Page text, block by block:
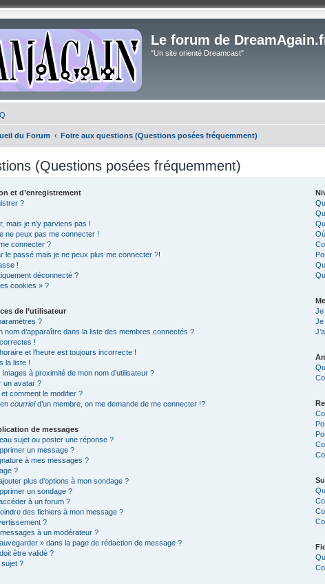
Le forum de
"Un site orienté Dreamcast"
du Forum Foire aux questions (Questions posées fréquemment)
(Questions posées fréquemment)
et d’enregistrement
?
mais je n’y parviens pas !
ne peux pas me connecter !
connecter ?
le passé mais je ne peux plus me connecter ?!
!
déconnecté ?
cookies » ?
de l’utilisateur
?
nom d’apparaître dans la liste des membres connectés ?
!
et l’heure est toujours incorrecte !
la liste !
à proximité de mon nom d’utilisateur ?
un avatar ?
comment le modifier ?
courrield’un membre, on me demande de me connecter !?
de messages
sujet ou poster une réponse ?
un message ?
à mes messages ?
?
plus d’options à mon sondage ?
un sondage ?
à un forum ?
des fichiers à mon message ?
?
à un modérateur ?
» dans la page de rédaction de message ?
être validé ?
?
Je
Je